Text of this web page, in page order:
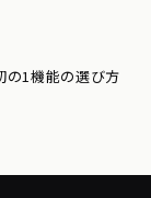
の1機能の選び方